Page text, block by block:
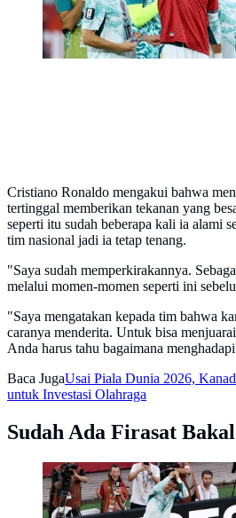
Cristiano Ronaldo mengakui bahwa
tertinggal memberikan tekanan yang
seperti itu sudah beberapa kali ia alami
tim nasional jadi ia tetap tenang.
"Saya sudah memperkirakannya.
melalui momen-momen seperti ini
"Saya mengatakan kepada tim bahwa
caranya menderita. Untuk bisa
Anda harus tahu bagaimana
Baca JugaUsai Piala Dunia 2026,
untuk Investasi Olahraga
Sudah Ada Firasat